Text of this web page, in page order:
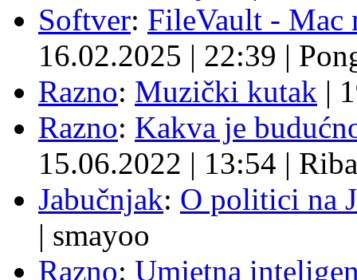
Softver: FileVault - Mac
16.02.2025 | 22:39 |
Razno: Muzički kutak |
Razno: Kakva je
15.06.2022 | 13:54 | Riba
Jabučnjak: O politici na
| smayoo
Razno: Umjetna